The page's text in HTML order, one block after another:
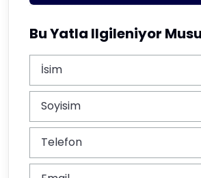
Bu Yatla Ilgileniyor